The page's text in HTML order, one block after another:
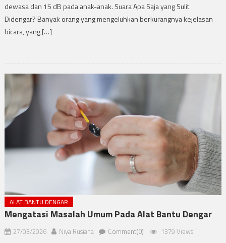
dewasa dan 15 dB pada anak-anak. Suara Apa Saja yang Sulit
Didengar? Banyak orang yang mengeluhkan berkurangnya kejelasan
bicara, yang […]
ALAT BANTU DENGAR
Mengatasi Masalah Umum Pada Alat Bantu Dengar
27/03/2026 Niya Rusiana Comment(0) 1379 Views